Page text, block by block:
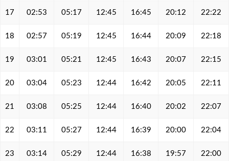
17 02:53 05:17 12:45 16:45 20:12 22:22
18 02:57 05:19 12:45 16:44 20:09 22:18
19 03:01 05:21 12:45 16:43 20:07 22:15
20 03:04 05:23 12:44 16:42 20:05 22:11
21 03:08 05:25 12:44 16:40 20:02 22:07
22 03:11 05:27 12:44 16:39 20:00 22:04
23 03:14 05:29 12:44 16:38 19:57 22:00